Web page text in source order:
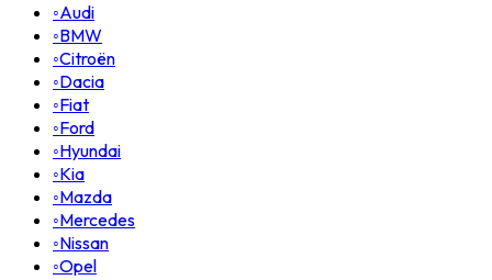
◦Audi
◦BMW
◦Citroën
◦Dacia
◦Fiat
◦Ford
◦Hyundai
◦Kia
◦Mazda
◦Mercedes
◦Nissan
◦Opel